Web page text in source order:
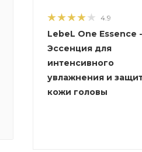
4.9
LebeL One Essence -
Эссенция для
интенсивного
увлажнения и
кожи головы